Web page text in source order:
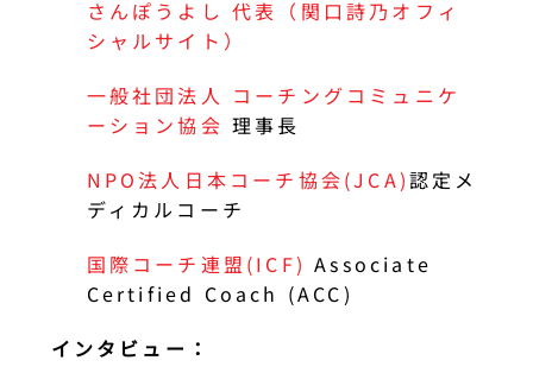
さんぽうよし 代表（関口詩乃オフィ
シャルサイト）
一般社団法人 コーチングコミュニケ
ーション協会 理事長
NPO法人日本コーチ協会(JCA)認定メ
ディカルコーチ
国際コーチ連盟(ICF) Associate
Certified Coach (ACC)
インタビュー：